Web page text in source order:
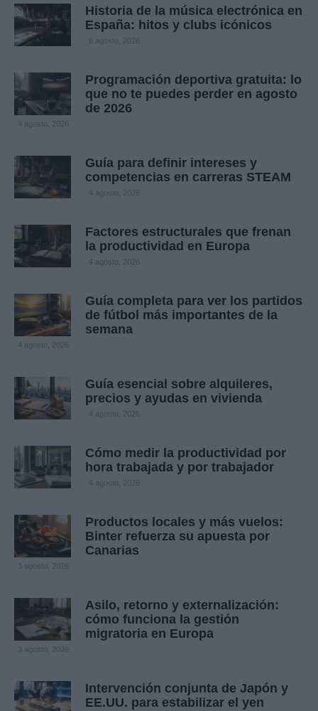
Historia de la música electrónica en
España: hitos y clubs icónicos
6 agosto, 2026
Programación deportiva gratuita: lo
que no te puedes perder en agosto
de 2026
4 agosto, 2026
Guía para definir intereses y
competencias en carreras STEAM
4 agosto, 2026
Factores estructurales que frenan
la productividad en Europa
4 agosto, 2026
Guía completa para ver los partidos
de fútbol más importantes de la
semana
4 agosto, 2026
Guía esencial sobre alquileres,
precios y ayudas en vivienda
4 agosto, 2026
Cómo medir la productividad por
hora trabajada y por trabajador
4 agosto, 2026
Productos locales y más vuelos:
Binter refuerza su apuesta por
Canarias
3 agosto, 2026
Asilo, retorno y externalización:
cómo funciona la gestión
migratoria en Europa
3 agosto, 2026
Intervención conjunta de Japón y
EE.UU. para estabilizar el yen